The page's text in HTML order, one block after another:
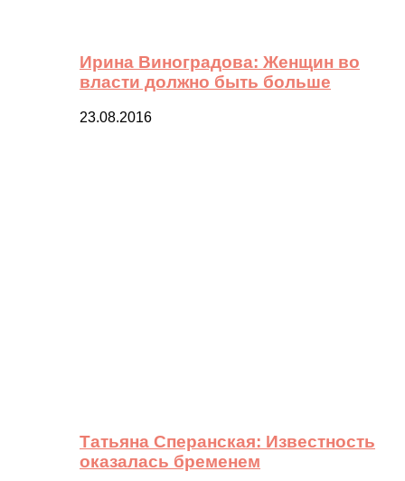
Ирина Виноградова: Женщин во
власти должно быть больше
23.08.2016
Татьяна Сперанская: Известность
оказалась бременем